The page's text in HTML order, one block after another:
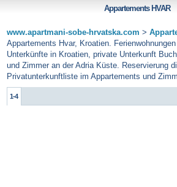
Appartements HVAR
www.apartmani-sobe-hrvatska.com >
Appartements Hvar, Kroatien.
Unterkünfte in Kroatien, private Unterkunft
und Zimmer an der Adria Küste. Reservierung
Privatunterkunftliste im Appartements und
1-4